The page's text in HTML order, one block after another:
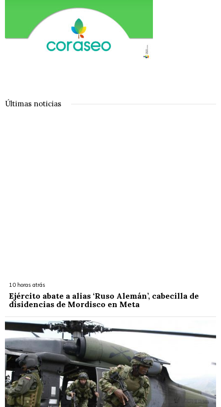
Últimas noticias
10 horas atrás
Ejército abate a alias ‘Ruso Alemán’, cabecilla de
disidencias de Mordisco en Meta